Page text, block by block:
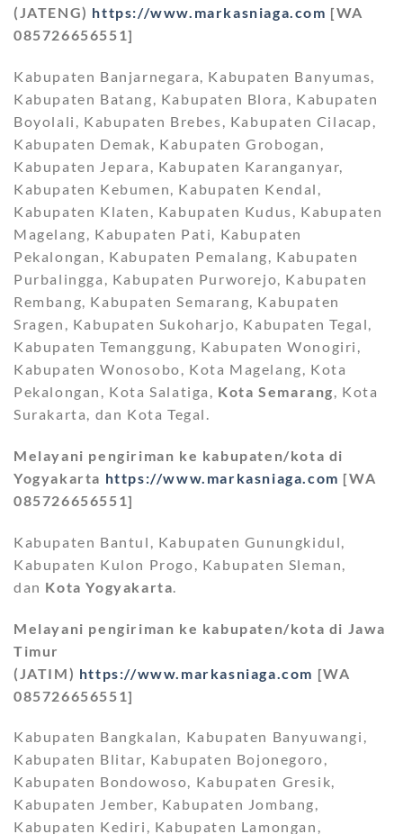
(JATENG) https://www.markasniaga.com [WA
085726656551]
Kabupaten Banjarnegara, Kabupaten Banyumas,
Kabupaten Batang, Kabupaten Blora, Kabupaten
Boyolali, Kabupaten Brebes, Kabupaten Cilacap,
Kabupaten Demak, Kabupaten Grobogan,
Kabupaten Jepara, Kabupaten Karanganyar,
Kabupaten Kebumen, Kabupaten Kendal,
Kabupaten Klaten, Kabupaten Kudus, Kabupaten
Magelang, Kabupaten Pati, Kabupaten
Pekalongan, Kabupaten Pemalang, Kabupaten
Purbalingga, Kabupaten Purworejo, Kabupaten
Rembang, Kabupaten Semarang, Kabupaten
Sragen, Kabupaten Sukoharjo, Kabupaten Tegal,
Kabupaten Temanggung, Kabupaten Wonogiri,
Kabupaten Wonosobo, Kota Magelang, Kota
Pekalongan, Kota Salatiga, Kota Semarang, Kota
Surakarta, dan Kota Tegal.
Melayani pengiriman ke kabupaten/kota di
Yogyakarta https://www.markasniaga.com [WA
085726656551]
Kabupaten Bantul, Kabupaten Gunungkidul,
Kabupaten Kulon Progo, Kabupaten Sleman,
dan Kota Yogyakarta.
Melayani pengiriman ke kabupaten/kota di Jawa
Timur
(JATIM) https://www.markasniaga.com [WA
085726656551]
Kabupaten Bangkalan, Kabupaten Banyuwangi,
Kabupaten Blitar, Kabupaten Bojonegoro,
Kabupaten Bondowoso, Kabupaten Gresik,
Kabupaten Jember, Kabupaten Jombang,
Kabupaten Kediri, Kabupaten Lamongan,